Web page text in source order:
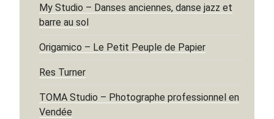
My Studio – Danses anciennes, danse jazz et
barre au sol
Origamico – Le Petit Peuple de Papier
Res Turner
TOMA Studio – Photographe professionnel en
Vendée